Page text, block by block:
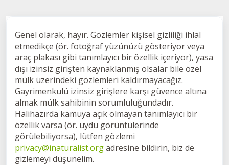
Genel olarak, hayır. Gözlemler kişisel gizliliği ihlal
etmedikçe (ör. fotoğraf yüzünüzü gösteriyor veya
araç plakası gibi tanımlayıcı bir özellik içeriyor), yasa
dışı izinsiz girişten kaynaklanmış olsalar bile özel
mülk üzerindeki gözlemleri kaldırmayacağız.
Gayrimenkulü izinsiz girişlere karşı güvence altına
almak mülk sahibinin sorumluluğundadır.
Halihazırda kamuya açık olmayan tanımlayıcı bir
özellik varsa (ör. uydu görüntülerinde
görülebiliyorsa), lütfen gözlemi
privacy@inaturalist.orgadresine bildirin, biz de
gizlemeyi düşünelim.